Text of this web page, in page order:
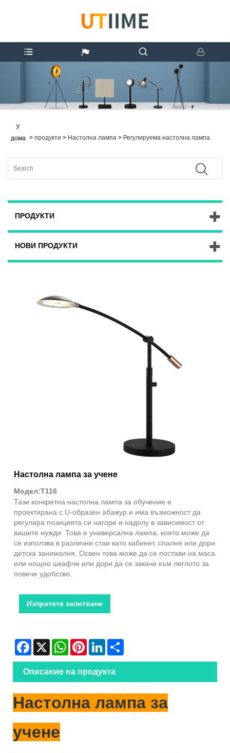
У
дома > продукти > Настолна лампа > Регулируема настолна лампа
ПРОДУКТИ
НОВИ ПРОДУКТИ
Настолна лампа за учене
Модел:T116
Тази конкретна настолна лампа за обучение е
проектирана с U-образен абажур и има възможност да
регулира позицията си нагоре и надолу в зависимост от
вашите нужди. Това е универсална лампа, която може да
се използва в различни стаи като кабинет, спалня или дори
детска занималня. Освен това може да се постави на маса
или нощно шкафче или дори да се закачи към леглото за
повече удобство.
Изпратете запитване
Facebook
X WhatsAppPinterestLinkedIn
Описание на продукта
Настолна лампа за
учене